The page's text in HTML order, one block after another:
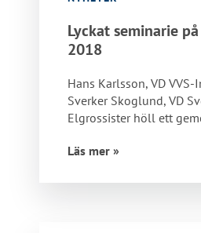
Lyckat seminarie
2018
Hans Karlsson, VD
Sverker Skoglund, VD
Elgrossister höll ett
Nordbyggscenen…
Läs mer »